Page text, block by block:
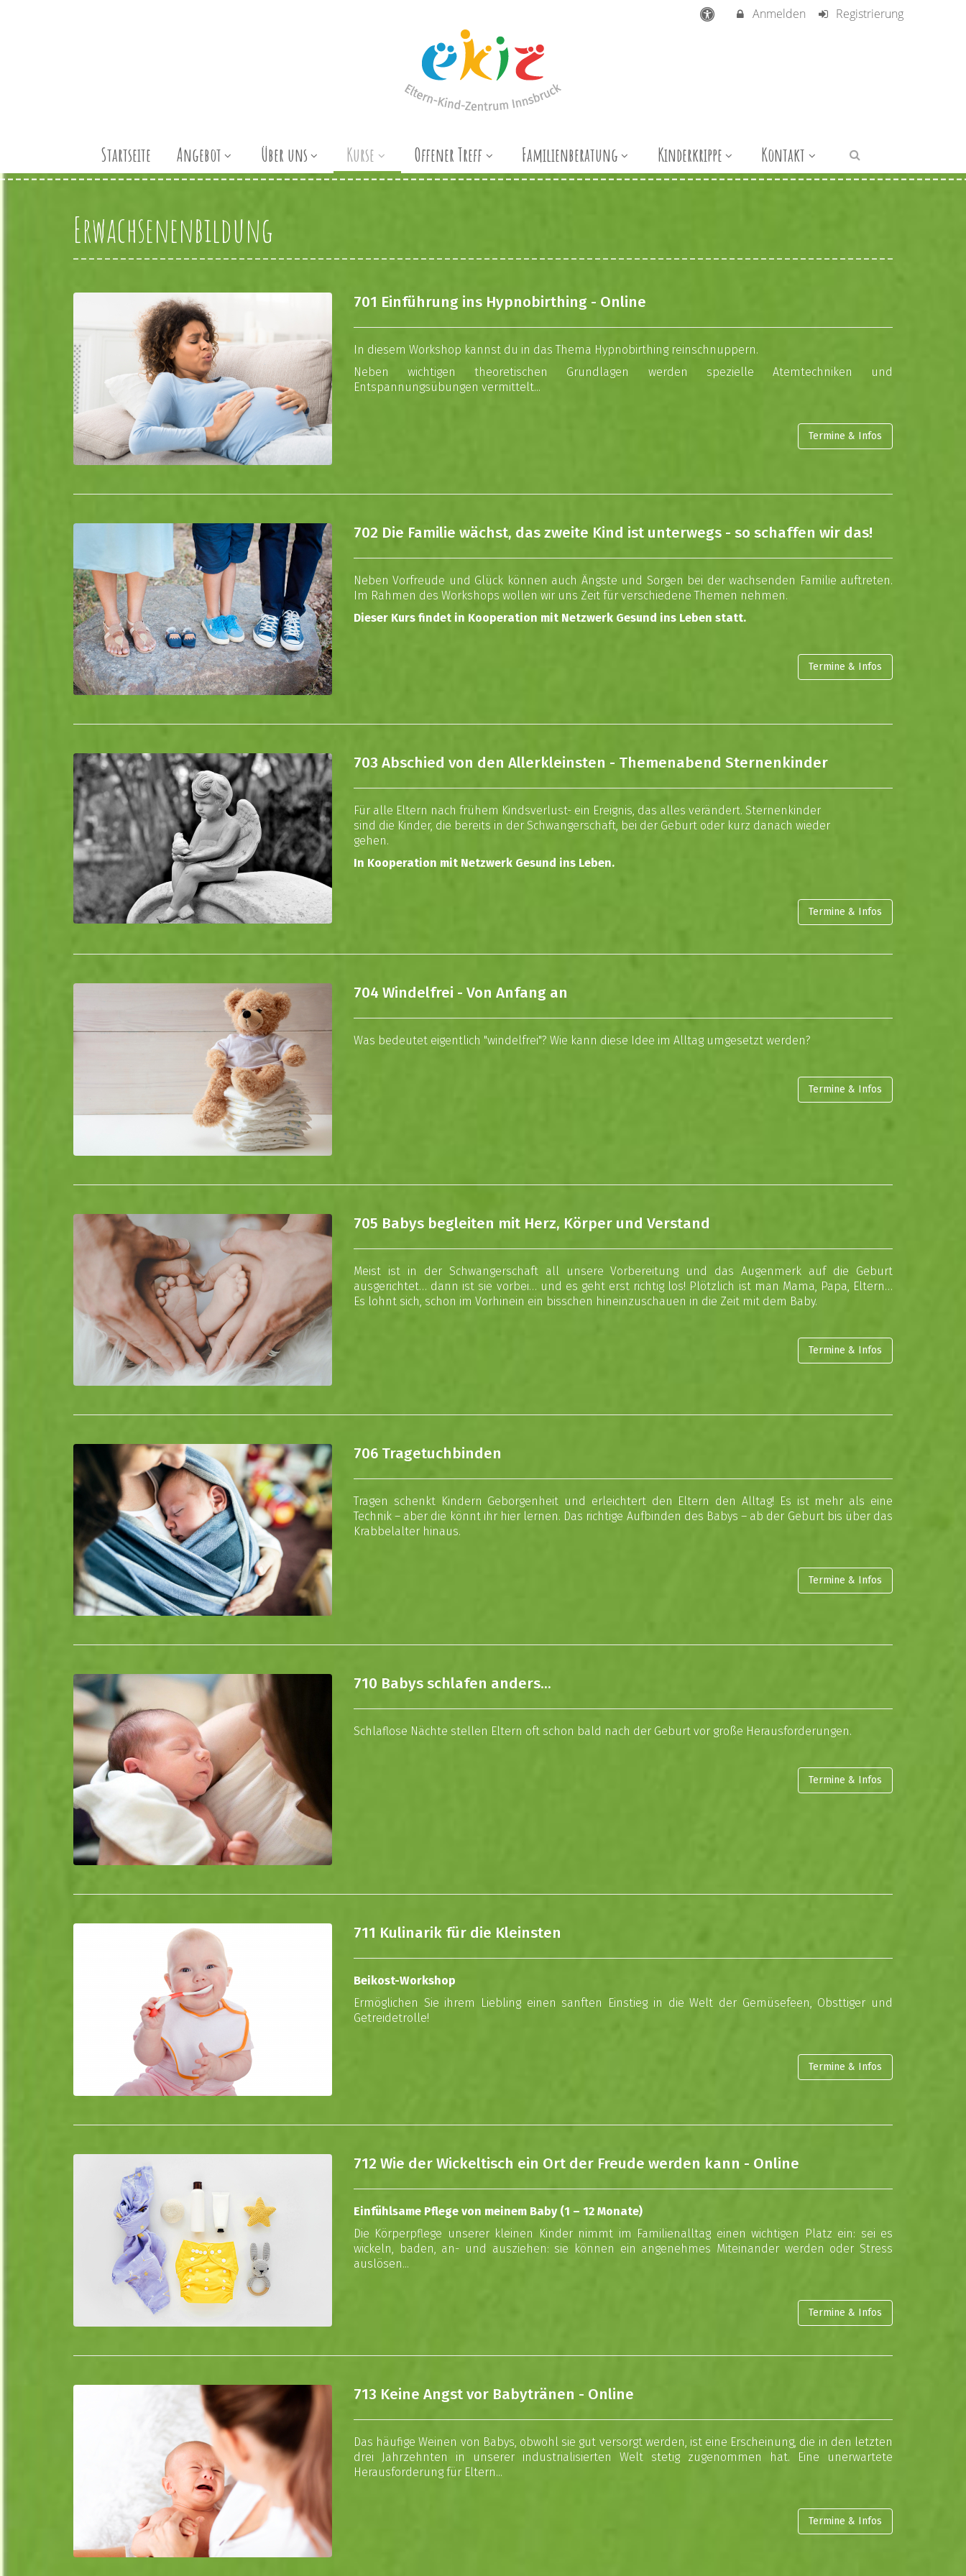
Anmelden Registrierung
Startseite Angebot Über uns Kurse Offener Treff Familienberatung Kinderkrippe Kontakt
Erwachsenenbildung
701 Einführung ins Hypnobirthing - Online
In diesem Workshop kannst du in das Thema Hypnobirthing reinschnuppern.
Neben wichtigen theoretischen Grundlagen werden spezielle Atemtechniken und
Entspannungsübungen vermittelt...
Termine & Infos
702 Die Familie wächst, das zweite Kind ist unterwegs - so schaffen wir das!
Neben Vorfreude und Glück können auch Ängste und Sorgen bei der wachsenden Familie auftreten.
Im Rahmen des Workshops wollen wir uns Zeit für verschiedene Themen nehmen.
Dieser Kurs findet in Kooperation mit Netzwerk Gesund ins Leben statt.
Termine & Infos
703 Abschied von den Allerkleinsten - Themenabend Sternenkinder
Für alle Eltern nach frühem Kindsverlust- ein Ereignis, das alles verändert. Sternenkinder
sind die Kinder, die bereits in der Schwangerschaft, bei der Geburt oder kurz danach wieder
gehen.
In Kooperation mit Netzwerk Gesund ins Leben.
Termine & Infos
704 Windelfrei - Von Anfang an
Was bedeutet eigentlich "windelfrei"? Wie kann diese Idee im Alltag umgesetzt werden?
Termine & Infos
705 Babys begleiten mit Herz, Körper und Verstand
Meist ist in der Schwangerschaft all unsere Vorbereitung und das Augenmerk auf die Geburt
ausgerichtet… dann ist sie vorbei… und es geht erst richtig los! Plötzlich ist man Mama, Papa, Eltern…
Es lohnt sich, schon im Vorhinein ein bisschen hineinzuschauen in die Zeit mit dem Baby.
Termine & Infos
706 Tragetuchbinden
Tragen schenkt Kindern Geborgenheit und erleichtert den Eltern den Alltag! Es ist mehr als eine
Technik – aber die könnt ihr hier lernen. Das richtige Aufbinden des Babys – ab der Geburt bis über das
Krabbelalter hinaus.
Termine & Infos
710 Babys schlafen anders...
Schlaflose Nächte stellen Eltern oft schon bald nach der Geburt vor große Herausforderungen.
Termine & Infos
711 Kulinarik für die Kleinsten
Beikost-Workshop
Ermöglichen Sie ihrem Liebling einen sanften Einstieg in die Welt der Gemüsefeen, Obsttiger und
Getreidetrolle!
Termine & Infos
712 Wie der Wickeltisch ein Ort der Freude werden kann - Online
Einfühlsame Pflege von meinem Baby (1 – 12 Monate)
Die Körperpflege unserer kleinen Kinder nimmt im Familienalltag einen wichtigen Platz ein: sei es
wickeln, baden, an- und ausziehen: sie können ein angenehmes Miteinander werden oder Stress
auslösen...
Termine & Infos
713 Keine Angst vor Babytränen - Online
Das häufige Weinen von Babys, obwohl sie gut versorgt werden, ist eine Erscheinung, die in den letzten
drei Jahrzehnten in unserer industrialisierten Welt stetig zugenommen hat. Eine unerwartete
Herausforderung für Eltern...
Termine & Infos